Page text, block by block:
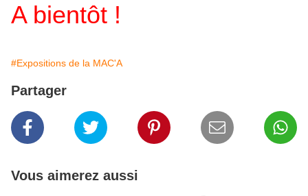
A bientôt !
#Expositions de la MAC'A
Partager
Vous aimerez aussi